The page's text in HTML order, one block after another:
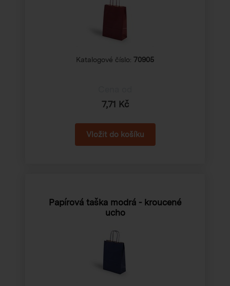
Katalogové číslo: 70905
7,71 Kč
Papírová taška modrá - kroucené
ucho